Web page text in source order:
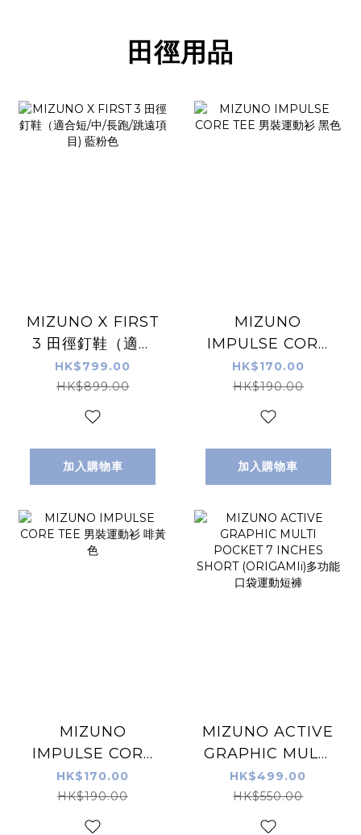
田徑用品
MIZUNO X FIRST
3 田徑釘鞋（適合
短/中/長跑/跳遠項
目) 藍粉色
HK$799.00
HK$899.00
加入購物車
MIZUNO
IMPULSE CORE
TEE 男裝運動衫 黑
色
HK$170.00
HK$190.00
加入購物車
MIZUNO
IMPULSE CORE
TEE 男裝運動衫 啡
黃色
HK$170.00
HK$190.00
MIZUNO ACTIVE
GRAPHIC MULTI
POCKET 7
INCHES SHORT
(ORIGAMIi)多功能
HK$499.00
HK$550.00